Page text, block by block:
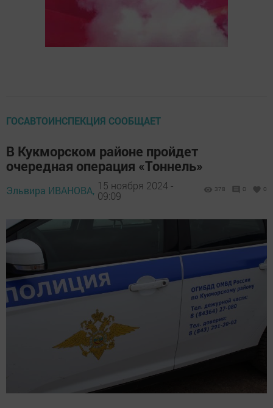
ГОСАВТОИНСПЕКЦИЯ СООБЩАЕТ
В Кукморском районе пройдет
очередная операция «Тоннель»
Эльвира ИВАНОВА, 15 ноября 2024 -
09:09
378 0 0